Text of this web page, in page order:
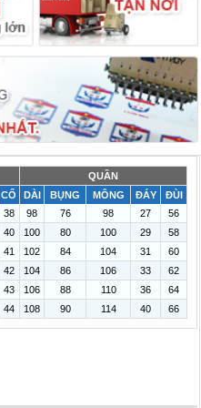
QUẦN
CỔ DÀI BỤNG MÔNG ĐÁY
ĐÙI
38 98 76 98 27
56
40 100 80 100 29
58
41 102 84 104 31
60
42 104 86 106 33
62
43 106 88 110 36
64
44 108 90 114 40 66